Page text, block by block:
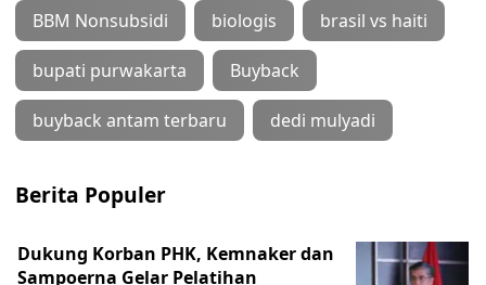
BBM Nonsubsidi biologis brasil vs haiti
bupati purwakarta Buyback
buyback antam terbaru dedi mulyadi
Berita Populer
Dukung Korban PHK, Kemnaker dan
Sampoerna Gelar Pelatihan